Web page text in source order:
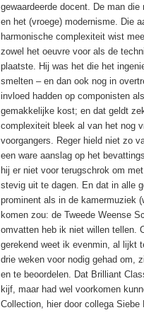
gewaardeerde docent. De man
en het (vroege) modernisme. Die
harmonische complexiteit wist
zowel het oeuvre voor als de
plaatste. Hij was het die het
smelten – en dan ook nog in
invloed hadden op componisten
gemakkelijke kost; en dat geldt
complexiteit bleek al van het nog
voorgangers. Reger hield niet zo
een ware aanslag op het
hij er niet voor terugschrok om
stevig uit te dagen. En dat in alle
prominent als in de kamermuziek
komen zou: de Tweede Weense
omvatten heb ik niet willen tellen.
gerekend weet ik evenmin, al lijkt
drie weken voor nodig gehad om,
en te beoordelen. Dat Brilliant
kijf, maar had wel voorkomen
Collection, hier door collega